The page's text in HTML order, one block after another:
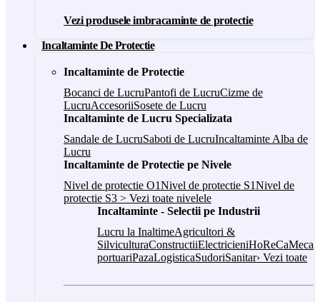
Vezi produsele imbracaminte de protectie
Incaltaminte De Protectie
Incaltaminte de Protectie
Bocanci de LucruPantofi de LucruCizme de
LucruAccesoriiSosete de Lucru
Incaltaminte de Lucru Specializata
Sandale de LucruSaboti de LucruIncaltaminte Alba de
Lucru
Incaltaminte de Protectie pe Nivele
Nivel de protectie O1Nivel de protectie S1Nivel de
protectie S3 > Vezi toate nivelele
Incaltaminte - Selectii pe Industrii
Lucru la InaltimeAgricultori &
SilviculturaConstructiiElectricieniHoReCa
portuariPazaLogisticaSudoriSanitar› Vezi toate